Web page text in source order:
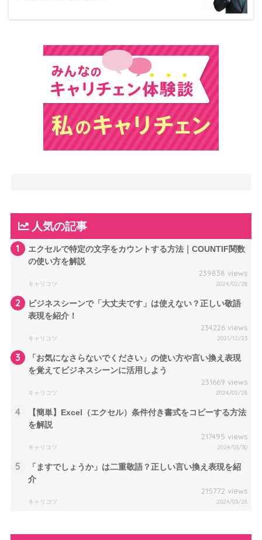
人気の記事
1
エクセルで特定の文字をカウントする方法｜COUNTIF関数
の使い方を解説
239838 views
キャリコツ 2024/02/28
2
ビジネスシーンで「大丈夫です」は使えない？正しい敬語
表現を紹介！
234226 views
キャリコツ 2021/12/23
3
「お気になさらないでください」の使い方や言い換え表現
を覚えてビジネスシーンに活用しよう
231669 views
キャリコツ 2024/02/28
4
【簡単】Excel（エクセル）条件付き書式をコピーする方法
を解説
217495 views
キャリコツ 2024/03/30
5
「ますでしょうか」は二重敬語？正しい言い換え表現を紹
介
215772 views
キャリコツ 2024/03/28